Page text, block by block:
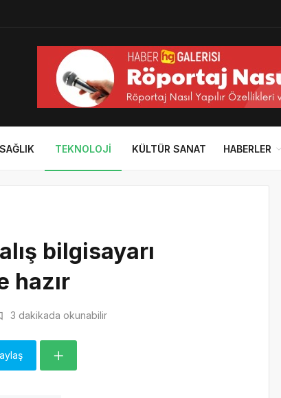
SAĞLIK TEKNOLOJI KÜLTÜR SANAT HABERLER
bilgisayarı
hazır
3 dakikada okunabilir